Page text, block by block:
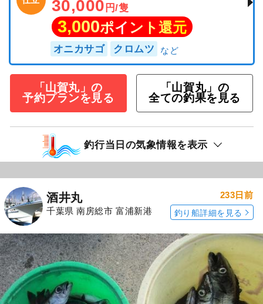
30,000 円/隻
3,000ポイント還元
オニカサゴ クロムツ
「山賀丸」の
予約プランを見る
「山賀丸」の
全ての釣果を見る
釣行当日の気象情報を表示
酒井丸
千葉県 南房総市 富浦新港
233日前
釣り船詳細を見る